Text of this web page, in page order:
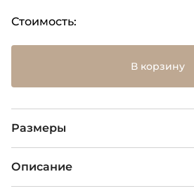
Стоимость:
В корзину
Размеры
Описание